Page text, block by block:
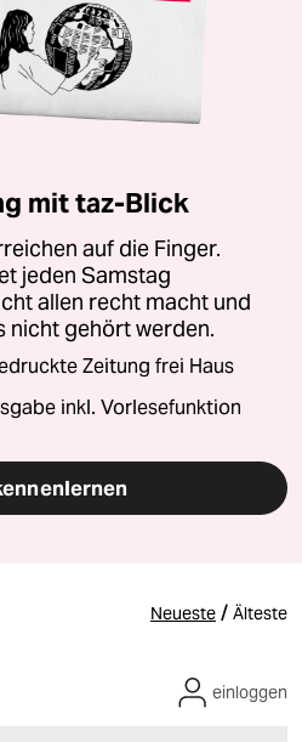
mit taz-Blick
auf die Finger.
jeden Samstag
allen recht macht und
nicht gehört werden.
Zeitung frei Haus
inkl. Vorlesefunktion
Neueste / Älteste
einloggen